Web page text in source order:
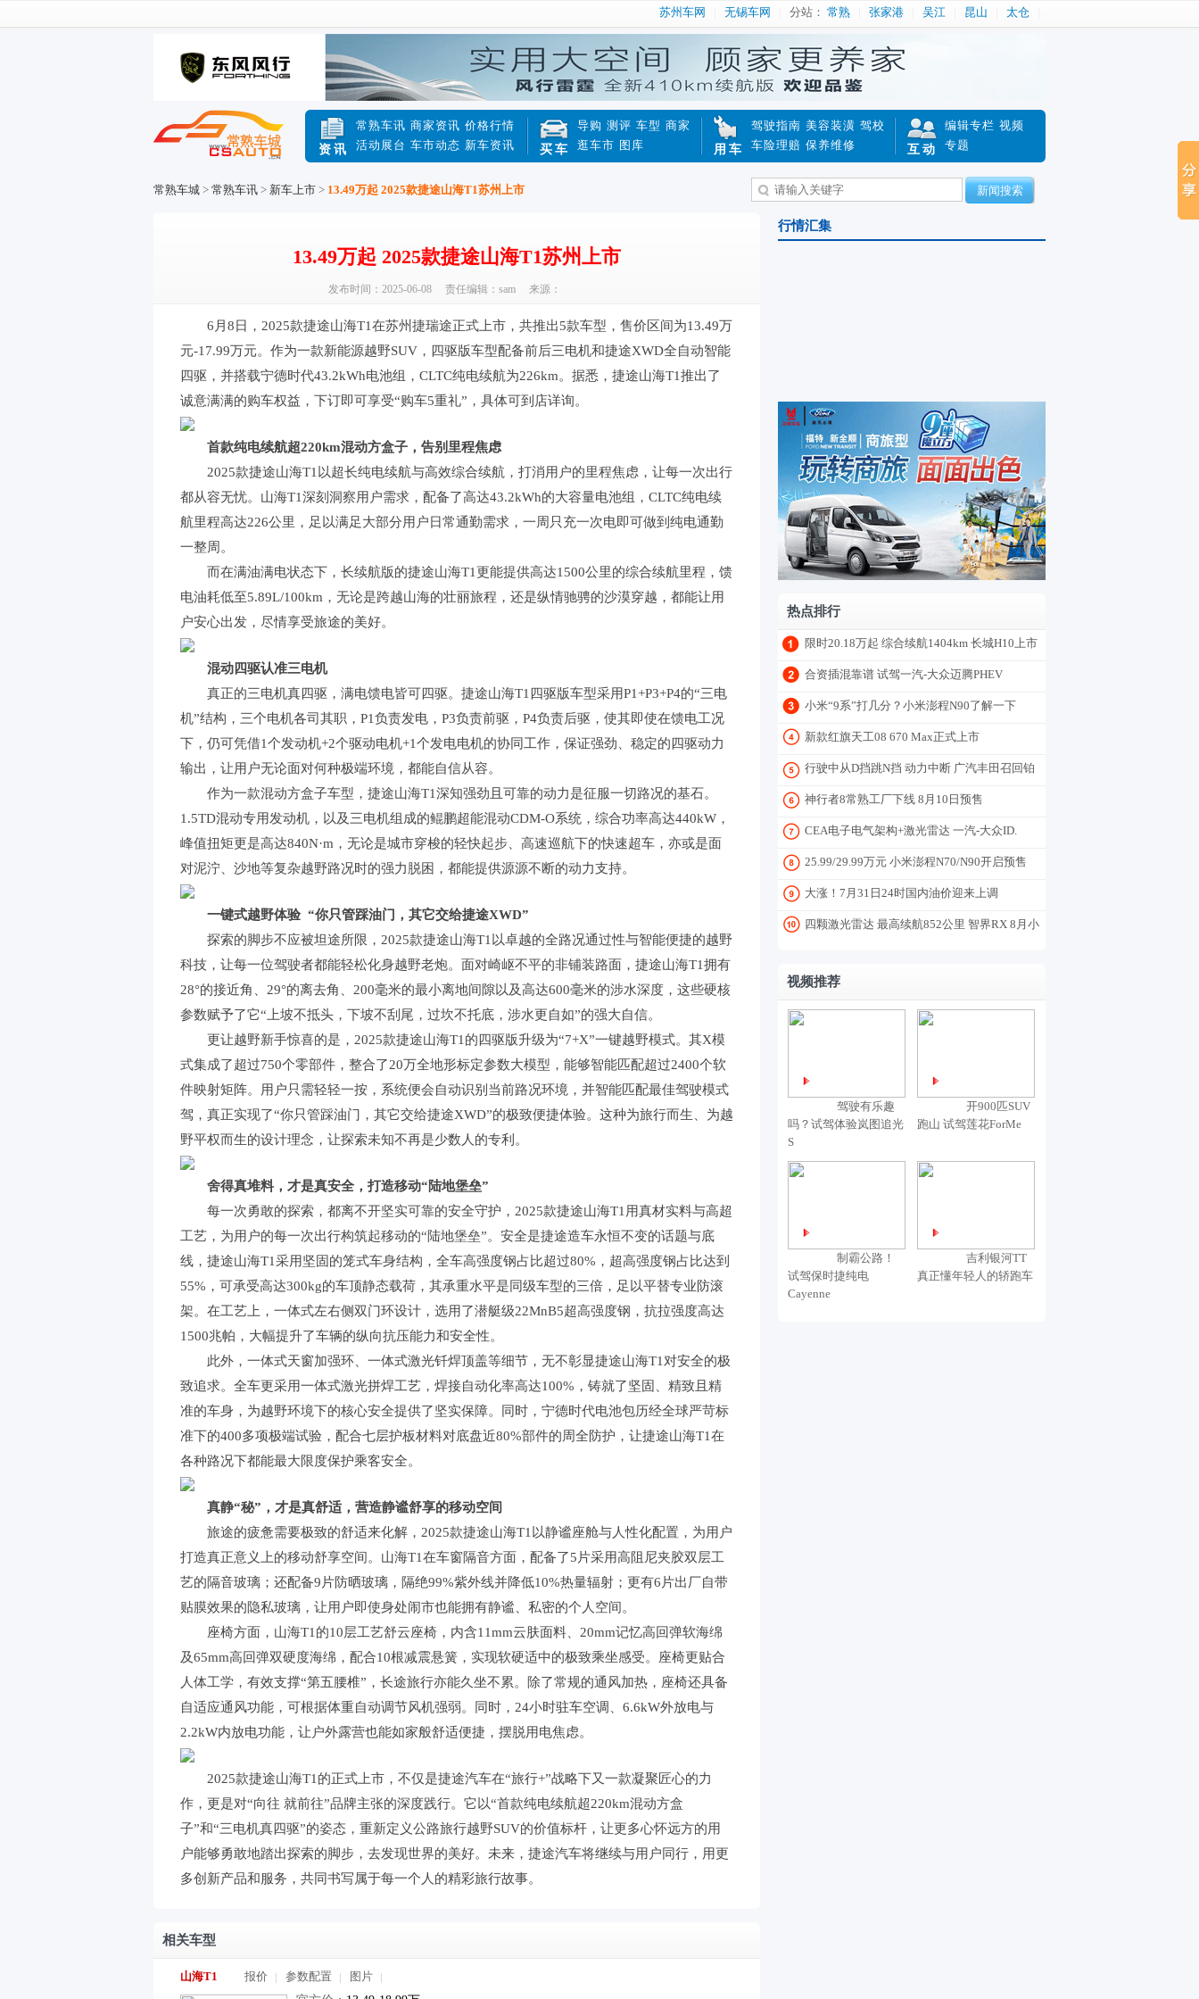
苏州车网 无锡车网 分站： 常熟 张家港 吴江 昆山 太仓
资讯
常熟车讯 商家资讯 价格行情
活动展台 车市动态 新车资讯 买车
导购 测评 车型 商家
逛车市 图库 用车
驾驶指南 美容装潢 驾校
车险理赔 保养维修 互动
编辑专栏 视频
专题
常熟车城 > 常熟车讯 > 新车上市 > 13.49万起 2025款捷途山海T1苏州上市 新闻搜索
13.49万起 2025款捷途山海T1苏州上市
发布时间：2025-06-08 责任编辑：sam 来源：
6月8日，2025款捷途山海T1在苏州捷瑞途正式上市，共推出5款车型，售价区间为13.49万
元-17.99万元。作为一款新能源越野SUV，四驱版车型配备前后三电机和捷途XWD全自动智能
四驱，并搭载宁德时代43.2kWh电池组，CLTC纯电续航为226km。据悉，捷途山海T1推出了
诚意满满的购车权益，下订即可享受“购车5重礼”，具体可到店详询。
首款纯电续航超220km混动方盒子，告别里程焦虑
2025款捷途山海T1以超长纯电续航与高效综合续航，打消用户的里程焦虑，让每一次出行
都从容无忧。山海T1深刻洞察用户需求，配备了高达43.2kWh的大容量电池组，CLTC纯电续
航里程高达226公里，足以满足大部分用户日常通勤需求，一周只充一次电即可做到纯电通勤
一整周。
而在满油满电状态下，长续航版的捷途山海T1更能提供高达1500公里的综合续航里程，馈
电油耗低至5.89L/100km，无论是跨越山海的壮丽旅程，还是纵情驰骋的沙漠穿越，都能让用
户安心出发，尽情享受旅途的美好。
混动四驱认准三电机
真正的三电机真四驱，满电馈电皆可四驱。捷途山海T1四驱版车型采用P1+P3+P4的“三电
机”结构，三个电机各司其职，P1负责发电，P3负责前驱，P4负责后驱，使其即使在馈电工况
下，仍可凭借1个发动机+2个驱动电机+1个发电电机的协同工作，保证强劲、稳定的四驱动力
输出，让用户无论面对何种极端环境，都能自信从容。
作为一款混动方盒子车型，捷途山海T1深知强劲且可靠的动力是征服一切路况的基石。
1.5TD混动专用发动机，以及三电机组成的鲲鹏超能混动CDM-O系统，综合功率高达440kW，
峰值扭矩更是高达840N·m，无论是城市穿梭的轻快起步、高速巡航下的快速超车，亦或是面
对泥泞、沙地等复杂越野路况时的强力脱困，都能提供源源不断的动力支持。
一键式越野体验 “你只管踩油门，其它交给捷途XWD”
探索的脚步不应被坦途所限，2025款捷途山海T1以卓越的全路况通过性与智能便捷的越野
科技，让每一位驾驶者都能轻松化身越野老炮。面对崎岖不平的非铺装路面，捷途山海T1拥有
28°的接近角、29°的离去角、200毫米的最小离地间隙以及高达600毫米的涉水深度，这些硬核
参数赋予了它“上坡不抵头，下坡不刮尾，过坎不托底，涉水更自如”的强大自信。
更让越野新手惊喜的是，2025款捷途山海T1的四驱版升级为“7+X”一键越野模式。其X模
式集成了超过750个零部件，整合了20万全地形标定参数大模型，能够智能匹配超过2400个软
件映射矩阵。用户只需轻轻一按，系统便会自动识别当前路况环境，并智能匹配最佳驾驶模式
驾，真正实现了“你只管踩油门，其它交给捷途XWD”的极致便捷体验。这种为旅行而生、为越
野平权而生的设计理念，让探索未知不再是少数人的专利。
舍得真堆料，才是真安全，打造移动“陆地堡垒”
每一次勇敢的探索，都离不开坚实可靠的安全守护，2025款捷途山海T1用真材实料与高超
工艺，为用户的每一次出行构筑起移动的“陆地堡垒”。安全是捷途造车永恒不变的话题与底
线，捷途山海T1采用坚固的笼式车身结构，全车高强度钢占比超过80%，超高强度钢占比达到
55%，可承受高达300kg的车顶静态载荷，其承重水平是同级车型的三倍，足以平替专业防滚
架。在工艺上，一体式左右侧双门环设计，选用了潜艇级22MnB5超高强度钢，抗拉强度高达
1500兆帕，大幅提升了车辆的纵向抗压能力和安全性。
此外，一体式天窗加强环、一体式激光钎焊顶盖等细节，无不彰显捷途山海T1对安全的极
致追求。全车更采用一体式激光拼焊工艺，焊接自动化率高达100%，铸就了坚固、精致且精
准的车身，为越野环境下的核心安全提供了坚实保障。同时，宁德时代电池包历经全球严苛标
准下的400多项极端试验，配合七层护板材料对底盘近80%部件的周全防护，让捷途山海T1在
各种路况下都能最大限度保护乘客安全。
真静“秘”，才是真舒适，营造静谧舒享的移动空间
旅途的疲惫需要极致的舒适来化解，2025款捷途山海T1以静谧座舱与人性化配置，为用户
打造真正意义上的移动舒享空间。山海T1在车窗隔音方面，配备了5片采用高阻尼夹胶双层工
艺的隔音玻璃；还配备9片防晒玻璃，隔绝99%紫外线并降低10%热量辐射；更有6片出厂自带
贴膜效果的隐私玻璃，让用户即使身处闹市也能拥有静谧、私密的个人空间。
座椅方面，山海T1的10层工艺舒云座椅，内含11mm云肤面料、20mm记忆高回弹软海绵
及65mm高回弹双硬度海绵，配合10根减震悬簧，实现软硬适中的极致乘坐感受。座椅更贴合
人体工学，有效支撑“第五腰椎”，长途旅行亦能久坐不累。除了常规的通风加热，座椅还具备
自适应通风功能，可根据体重自动调节风机强弱。同时，24小时驻车空调、6.6kW外放电与
2.2kW内放电功能，让户外露营也能如家般舒适便捷，摆脱用电焦虑。
2025款捷途山海T1的正式上市，不仅是捷途汽车在“旅行+”战略下又一款凝聚匠心的力
作，更是对“向往 就前往”品牌主张的深度践行。它以“首款纯电续航超220km混动方盒
子”和“三电机真四驱”的姿态，重新定义公路旅行越野SUV的价值标杆，让更多心怀远方的用
户能够勇敢地踏出探索的脚步，去发现世界的美好。未来，捷途汽车将继续与用户同行，用更
多创新产品和服务，共同书写属于每一个人的精彩旅行故事。
相关车型
山海T1 报价 参数配置
图片
行情汇集
热点排行
限时20.18万起 综合续航1404km 长城H10上市
合资插混靠谱 试驾一汽-大众迈腾PHEV
小米“9系”打几分？小米澎程N90了解一下
新款红旗天工08 670 Max正式上市
行驶中从D挡跳N挡 动力中断 广汽丰田召回铂
智7
神行者8常熟工厂下线 8月10日预售
CEA电子电气架构+激光雷达 一汽-大众ID.
AURA T6盲订
25.99/29.99万元 小米澎程N70/N90开启预售
大涨！7月31日24时国内油价迎来上调
四颗激光雷达 最高续航852公里 智界RX 8月小
视频推荐
驾驶有乐趣
吗？试驾体验岚图追光
S
开900匹SUV
跑山 试驾莲花ForMe
制霸公路！
试驾保时捷纯电
Cayenne
吉利银河TT
真正懂年轻人的轿跑车